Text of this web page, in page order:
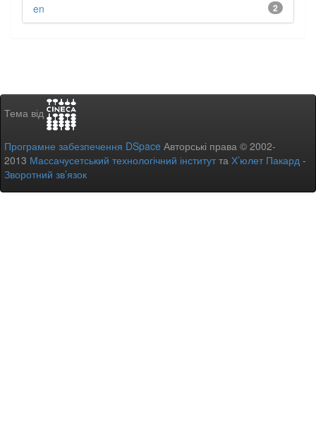
2
en
Тема від
Програмне забезпечення DSpace Авторські права © 2002-
2013 Массачусетський технологічний інститутта Х’юлет Пакард -
Зворотний зв’язок